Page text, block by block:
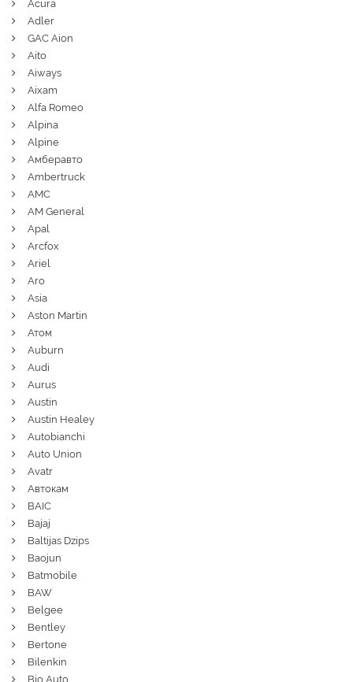
Acura
Adler
GAC Aion
Aito
Aiways
Aixam
Alfa Romeo
Alpina
Alpine
Амберавто
Ambertruck
AMC
AM General
Apal
Arcfox
Ariel
Aro
Asia
Aston Martin
Атом
Auburn
Audi
Aurus
Austin
Austin Healey
Autobianchi
Auto Union
Avatr
Автокам
BAIC
Bajaj
Baltijas Dzips
Baojun
Batmobile
BAW
Belgee
Bentley
Bertone
Bilenkin
Bio Auto